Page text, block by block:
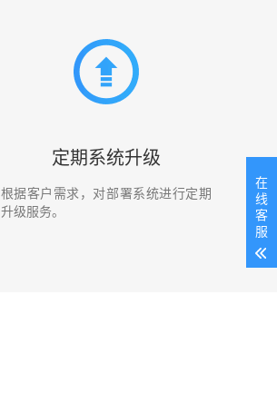
定期系统升级
根据客户需求，对部署系统进行定期
升级服务。
在
线
客
服